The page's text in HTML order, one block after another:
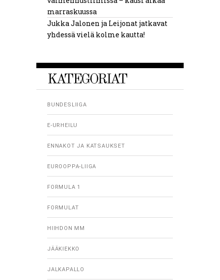
marraskuussa
Jukka Jalonen ja Leijonat jatkavat
yhdessä vielä kolme kautta!
KATEGORIAT
BUNDESLIIGA
E-URHEILU
ENNAKOT JA KATSAUKSET
EUROOPPA-LIIGA
FORMULA 1
FORMULAT
HIIHDON MM
JÄÄKIEKKO
JALKAPALLO